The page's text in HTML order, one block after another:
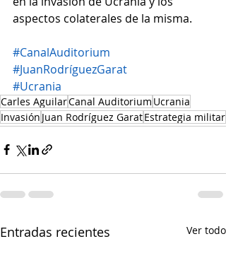
aspectos colaterales de la misma.
#CanalAuditorium
#JuanRodríguezGarat
#Ucrania
Carles AguilarCanal Auditorium Ucrania
Invasión Juan Rodríguez GaratEstrategia militar
Entradas recientes Ver todo